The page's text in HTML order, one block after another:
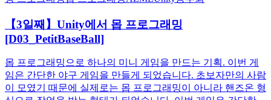
【3일째】Unity에서 몹 프로그래밍
[D03_PetitBaseBall]
몹 프로그래밍으로 하나의 미니 게임을 만드는 기획. 이번 게
임은 간단한 야구 게임을 만들게 되었습니다. 초보자만의 사람
이 모였기 때문에 실제로는 몹 프로그래밍이 아니라 핸즈온 형